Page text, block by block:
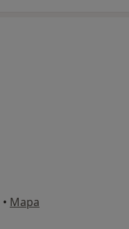
• Mapa